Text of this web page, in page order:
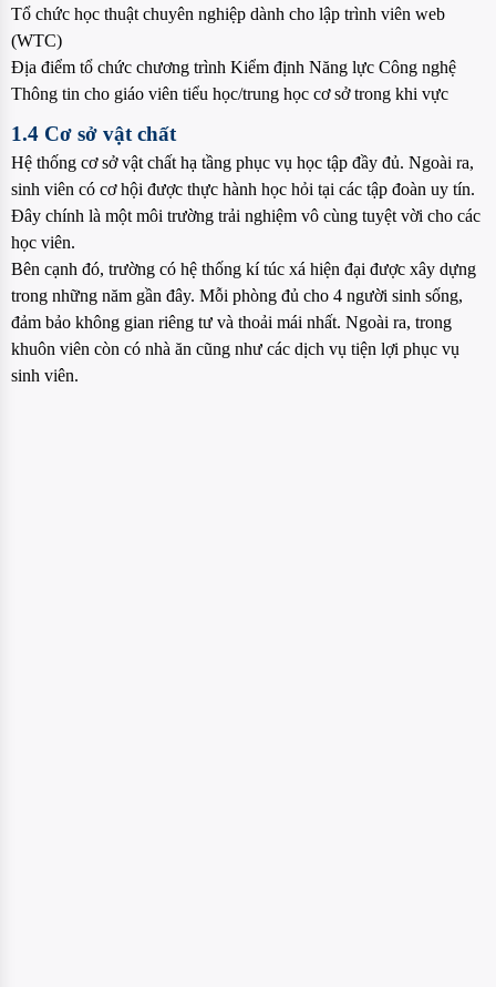
Tổ chức học thuật chuyên nghiệp dành cho lập trình viên web
(WTC)
Địa điểm tổ chức chương trình Kiểm định Năng lực Công nghệ
Thông tin cho giáo viên tiểu học/trung học cơ sở trong khi vực
1.4 Cơ sở vật chất
Hệ thống cơ sở vật chất hạ tầng phục vụ học tập đầy đủ. Ngoài ra,
sinh viên có cơ hội được thực hành học hỏi tại các tập đoàn uy tín.
Đây chính là một môi trường trải nghiệm vô cùng tuyệt vời cho các
học viên.
Bên cạnh đó, trường có hệ thống kí túc xá hiện đại được xây dựng
trong những năm gần đây. Mỗi phòng đủ cho 4 người sinh sống,
đảm bảo không gian riêng tư và thoải mái nhất. Ngoài ra, trong
khuôn viên còn có nhà ăn cũng như các dịch vụ tiện lợi phục vụ
sinh viên.